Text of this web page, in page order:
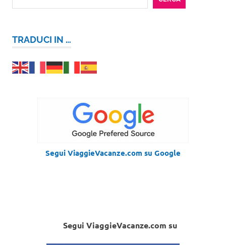
TRADUCI IN …
Segui ViaggieVacanze.com su Google
Segui ViaggieVacanze.com su